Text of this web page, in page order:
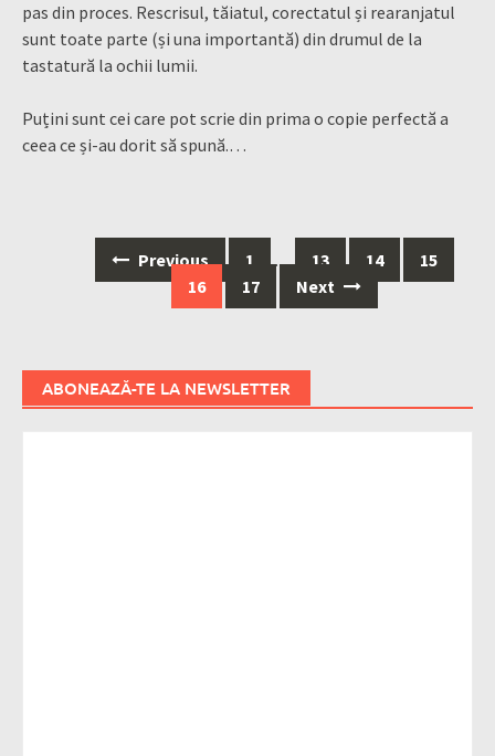
pas din proces. Rescrisul, tăiatul, corectatul și rearanjatul
sunt toate parte (și una importantă) din drumul de la
tastatură la ochii lumii.
Puțini sunt cei care pot scrie din prima o copie perfectă a
ceea ce și-au dorit să spună.…
navigation
Previous 1 … 13 14
15
16
17 Next
ABONEAZĂ-TE LA NEWSLETTER